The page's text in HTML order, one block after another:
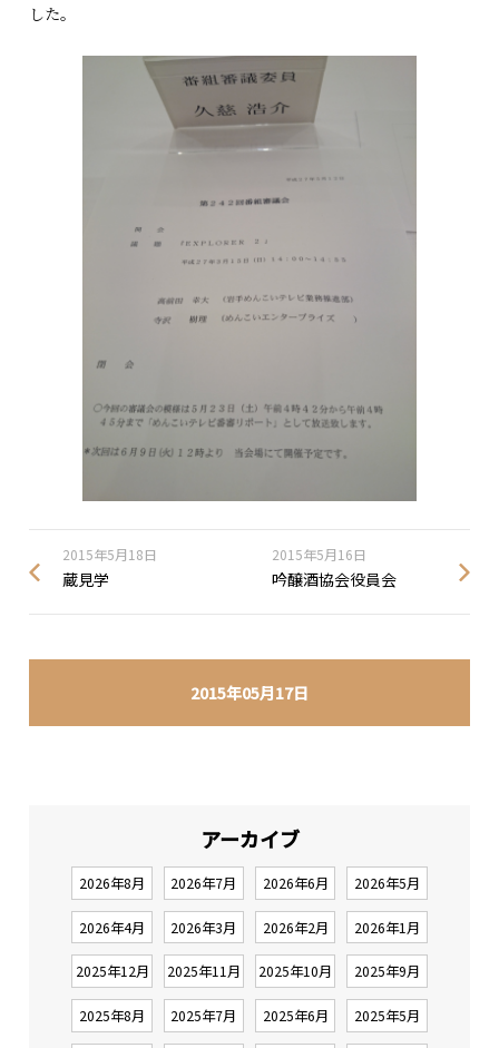
2015年05月17日
した。
2015年5月18日
蔵見学
2015年5月16日
吟醸酒協会役員会
アーカイブ
2026年8月 2026年7月 2026年6月 2026年5月
2026年4月 2026年3月 2026年2月 2026年1月
2025年12月 2025年11月 2025年10月 2025年9月
2025年8月 2025年7月 2025年6月 2025年5月